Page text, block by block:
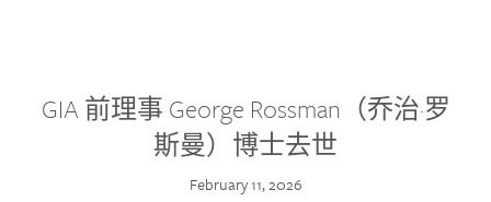
GIA 前理事 George Rossman（乔治·罗
斯曼）博士去世
February 11, 2026